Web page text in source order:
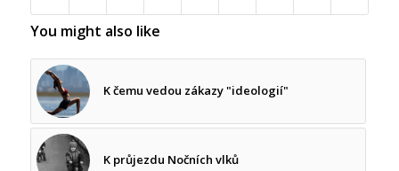
You might also like
K čemu vedou zákazy "ideologií"
K průjezdu Nočních vlků